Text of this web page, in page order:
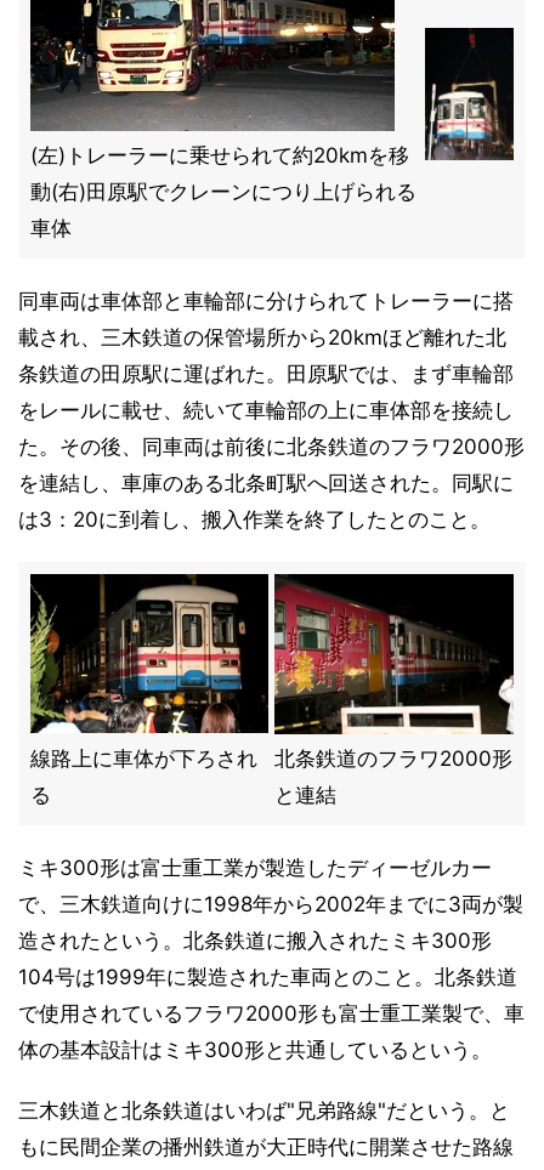
(左)トレーラーに乗せられて約20kmを移
動(右)田原駅でクレーンにつり上げられる
車体
同車両は車体部と車輪部に分けられてトレーラーに搭
載され、三木鉄道の保管場所から20kmほど離れた北
条鉄道の田原駅に運ばれた。田原駅では、まず車輪部
をレールに載せ、続いて車輪部の上に車体部を接続し
た。その後、同車両は前後に北条鉄道のフラワ2000形
を連結し、車庫のある北条町駅へ回送された。同駅に
は3：20に到着し、搬入作業を終了したとのこと。
線路上に車体が下ろされ
る
北条鉄道のフラワ2000形
と連結
ミキ300形は富士重工業が製造したディーゼルカー
で、三木鉄道向けに1998年から2002年までに3両が製
造されたという。北条鉄道に搬入されたミキ300形
104号は1999年に製造された車両とのこと。北条鉄道
で使用されているフラワ2000形も富士重工業製で、車
体の基本設計はミキ300形と共通しているという。
三木鉄道と北条鉄道はいわば"兄弟路線"だという。と
もに民間企業の播州鉄道が大正時代に開業させた路線